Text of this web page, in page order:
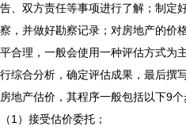
告、双方责任等事项进行了解；制定
察，并做好勘察记录；对房地产的价
平合理，一般会使用一种评估方式为
行综合分析，确定评估成果，最后撰
房地产估价，其程序一般包括以下9个
（1）接受估价委托；